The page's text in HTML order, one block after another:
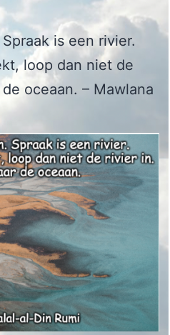
is een rivier.
loop dan niet de
oceaan. – Mawlana